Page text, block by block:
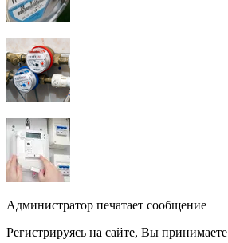
Администратор печатает сообщение
Регистрируясь на сайте, Вы принимаете